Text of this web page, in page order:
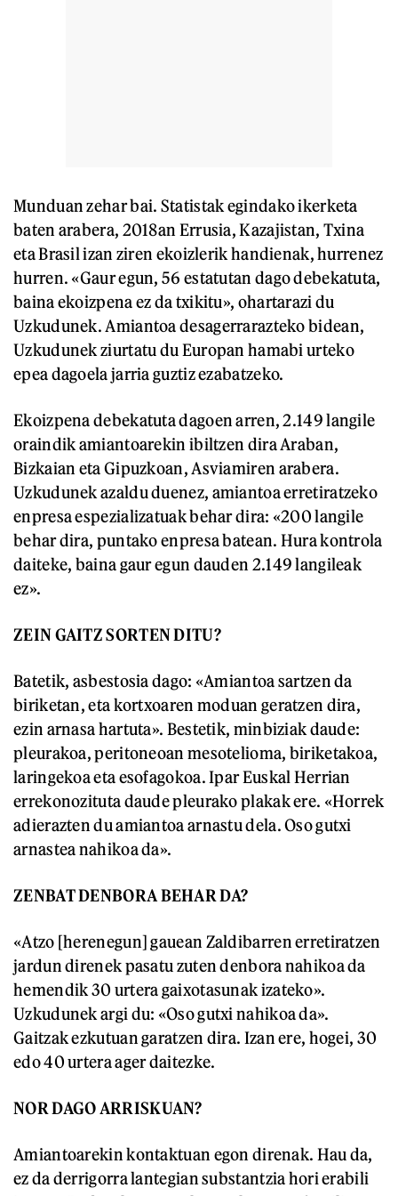
Munduan zehar bai. Statistak egindako ikerketa
baten arabera, 2018an Errusia, Kazajistan, Txina
eta Brasil izan ziren ekoizlerik handienak, hurrenez
hurren. «Gaur egun, 56 estatutan dago debekatuta,
baina ekoizpena ez da txikitu», ohartarazi du
Uzkudunek. Amiantoa desagerrarazteko bidean,
Uzkudunek ziurtatu du Europan hamabi urteko
epea dagoela jarria guztiz ezabatzeko.
Ekoizpena debekatuta dagoen arren, 2.149 langile
oraindik amiantoarekin ibiltzen dira Araban,
Bizkaian eta Gipuzkoan, Asviamiren arabera.
Uzkudunek azaldu duenez, amiantoa erretiratzeko
enpresa espezializatuak behar dira: «200 langile
behar dira, puntako enpresa batean. Hura kontrola
daiteke, baina gaur egun dauden 2.149 langileak
ez».
ZEIN GAITZ SORTEN DITU?
Batetik, asbestosia dago: «Amiantoa sartzen da
biriketan, eta kortxoaren moduan geratzen dira,
ezin arnasa hartuta». Bestetik, minbiziak daude:
pleurakoa, peritoneoan mesotelioma, biriketakoa,
laringekoa eta esofagokoa. Ipar Euskal Herrian
errekonozituta daude pleurako plakak ere. «Horrek
adierazten du amiantoa arnastu dela. Oso gutxi
arnastea nahikoa da».
ZENBAT DENBORA BEHAR DA?
«Atzo [herenegun] gauean Zaldibarren erretiratzen
jardun direnek pasatu zuten denbora nahikoa da
hemendik 30 urtera gaixotasunak izateko».
Uzkudunek argi du: «Oso gutxi nahikoa da».
Gaitzak ezkutuan garatzen dira. Izan ere, hogei, 30
edo 40 urtera ager daitezke.
NOR DAGO ARRISKUAN?
Amiantoarekin kontaktuan egon direnak. Hau da,
ez da derrigorra lantegian substantzia hori erabili